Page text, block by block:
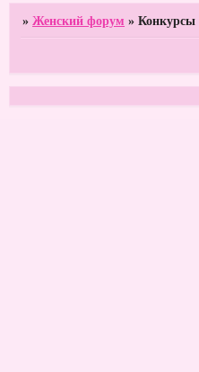
»Женский форум »Конкурсы